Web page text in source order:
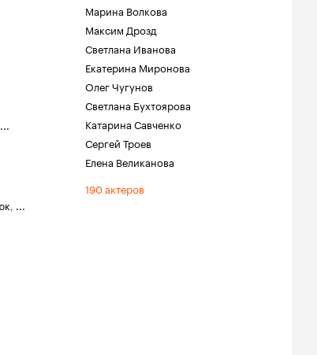
...
, ...
Марина Волкова
Максим Дрозд
Светлана Иванова
Екатерина Миронова
Олег Чугунов
Светлана Бухтоярова
Катарина Савченко
Сергей Троев
Елена Великанова
190 актеров